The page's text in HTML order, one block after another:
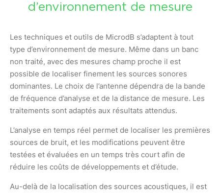
d’environnement de mesure
Les techniques et outils de MicrodB s’adaptent à tout
type d’environnement de mesure. Même dans un banc
non traité, avec des mesures champ proche il est
possible de localiser finement les sources sonores
dominantes. Le choix de l’antenne dépendra de la bande
de fréquence d’analyse et de la distance de mesure. Les
traitements sont adaptés aux résultats attendus.
L’analyse en temps réel permet de localiser les premières
sources de bruit, et les modifications peuvent être
testées et évaluées en un temps très court afin de
réduire les coûts de développements et d’étude.
Au-delà de la localisation des sources acoustiques, il est